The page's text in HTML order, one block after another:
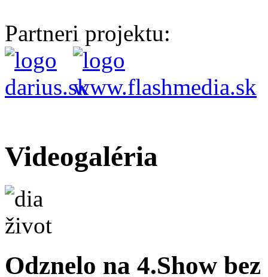
Partneri projektu:
Videogaléria
Odznelo na 4.Show